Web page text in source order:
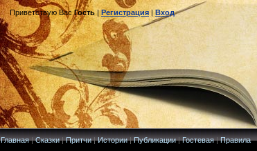
Приветствую Вас Гость|Регистрация|Вход
Главная|Сказки|Притчи|Истории|Публикации|Гостевая|Правила